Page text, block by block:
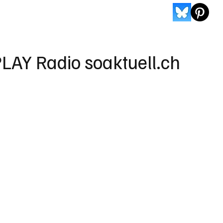
Radio soaktuell.ch